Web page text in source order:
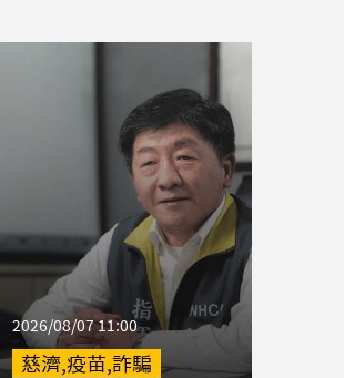
2026/08/07 11:00
慈濟,疫苗,詐騙